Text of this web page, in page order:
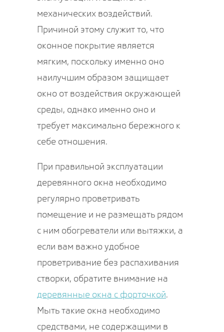
механических воздействий.
Причиной этому служит то, что
оконное покрытие является
мягким, поскольку именно оно
наилучшим образом защищает
окно от воздействия окружающей
среды, однако именно оно и
требует максимально бережного к
себе отношения.
При правильной эксплуатации
деревянного окна необходимо
регулярно проветривать
помещение и не размещать рядом
с ним обогреватели или вытяжки, а
если вам важно удобное
проветривание без распахивания
створки, обратите внимание на
деревянные окна с форточкой.
Мыть такие окна необходимо
средствами, не содержащими в